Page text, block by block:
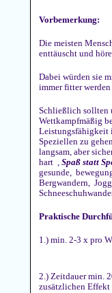
Vorbemerkung:
Die meisten
enttäuscht und
Dabei würden sie
immer fitter
Schließlich sollten
Wettkampfmäßig
Leistungsfähigkeit
Speziellen zu
langsam, aber
hart ,Spaß statt
gesunde,
Bergwandern,
Praktische
1.) min. 2-3 x pro
2.) Zeitdauer min.
zusätzlichen Effekt